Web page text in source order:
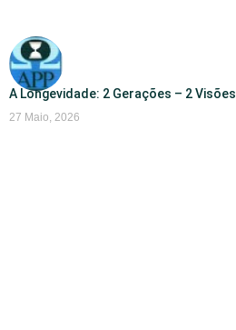
A Longevidade: 2 Gerações – 2 Visões
27 Maio, 2026